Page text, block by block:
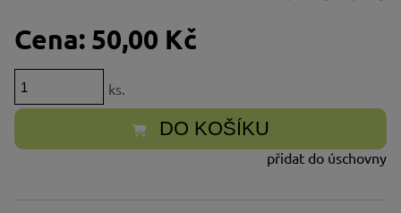
Cena: 50,00 Kč
ks.
DO KOŠÍKU
přidat do úschovny